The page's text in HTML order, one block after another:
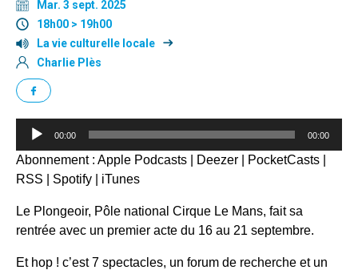
Mar. 3 sept. 2025
18h00 > 19h00
La vie culturelle locale
Charlie Plès
Lecteur
00:00 00:00
Abonnement : Apple Podcasts Deezer PocketCasts
RSS
Spotify iTunes
Le Plongeoir, Pôle national Cirque Le Mans, fait sa
rentrée avec un premier acte du 16 au 21 septembre.
Et hop ! c’est 7 spectacles, un forum de recherche et un